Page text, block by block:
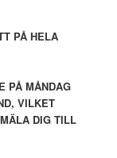
PÅ HELA
PÅ MÅNDAG
VILKET
DIG TILL